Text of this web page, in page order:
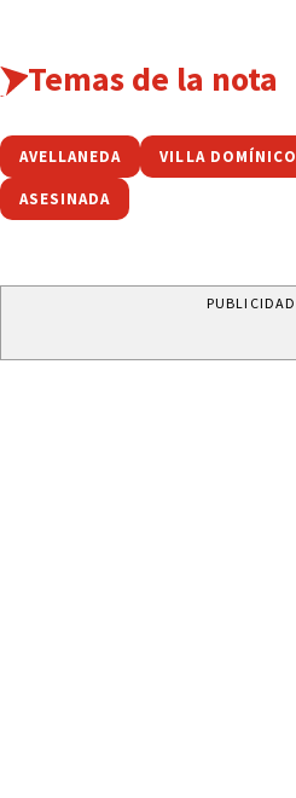
Temas de la nota
AVELLANEDA VILLA DOMÍNICO
ASESINADA
PUBLICIDAD